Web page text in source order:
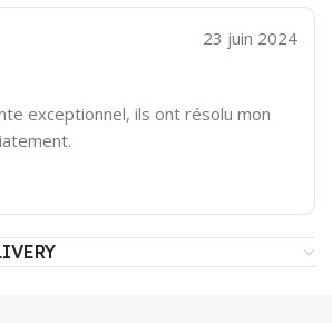
23 juin 2024
exceptionnel, ils ont résolu mon